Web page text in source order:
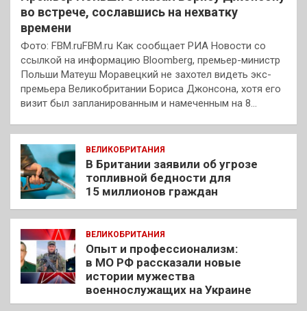
во встрече, сославшись на нехватку
времени
Фото: FBM.ruFBM.ru Как сообщает РИА Новости со
ссылкой на информацию Bloomberg, премьер-министр
Польши Матеуш Моравецкий не захотел видеть экс-
премьера Великобритании Бориса Джонсона, хотя его
визит был запланированным и намеченным на 8…
ВЕЛИКОБРИТАНИЯ
В Британии заявили об угрозе
топливной бедности для
15 миллионов граждан
ВЕЛИКОБРИТАНИЯ
Опыт и профессионализм:
в МО РФ рассказали новые
истории мужества
военнослужащих на Украине